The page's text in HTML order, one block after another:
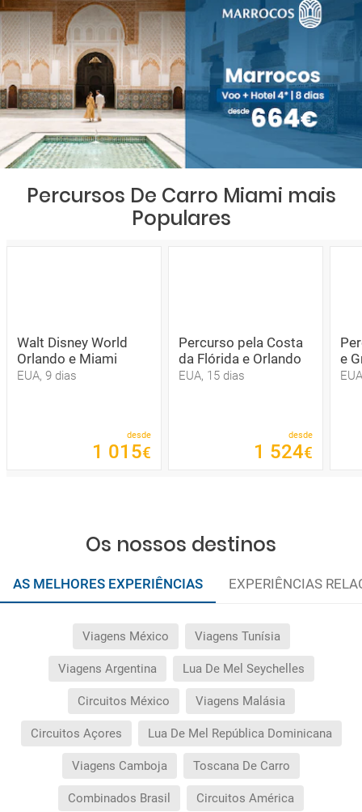
Percursos De Carro Miami mais
Populares
Walt Disney World
Orlando e Miami
EUA, 9 dias
desde
1 015€
Percurso pela Costa
da Flórida e Orlando
EUA, 15 dias
desde
1 524€
e
Os nossos destinos
AS MELHORES EXPERIÊNCIAS EXPERIÊNCIAS
Viagens México Viagens Tunísia
Viagens Argentina Lua De Mel Seychelles
Circuitos México Viagens Malásia
Circuitos Açores Lua De Mel República Dominicana
Viagens Camboja Toscana De Carro
Combinados Brasil Circuitos América